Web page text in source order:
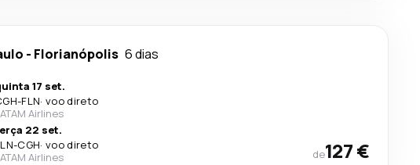
- Florianópolis 6 dias
17 set.
-FLN· voo direto
Airlines
22 set.
-CGH· voo direto
Airlines
de127 €